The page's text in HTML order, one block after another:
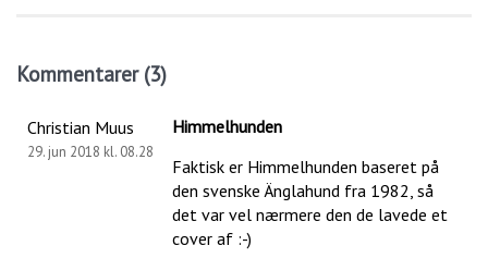
Kommentarer (3)
Christian Muus
29. jun 2018 kl. 08.28
Himmelhunden
Faktisk er Himmelhunden baseret på
den svenske Änglahund fra 1982, så
det var vel nærmere den de lavede et
cover af :-)